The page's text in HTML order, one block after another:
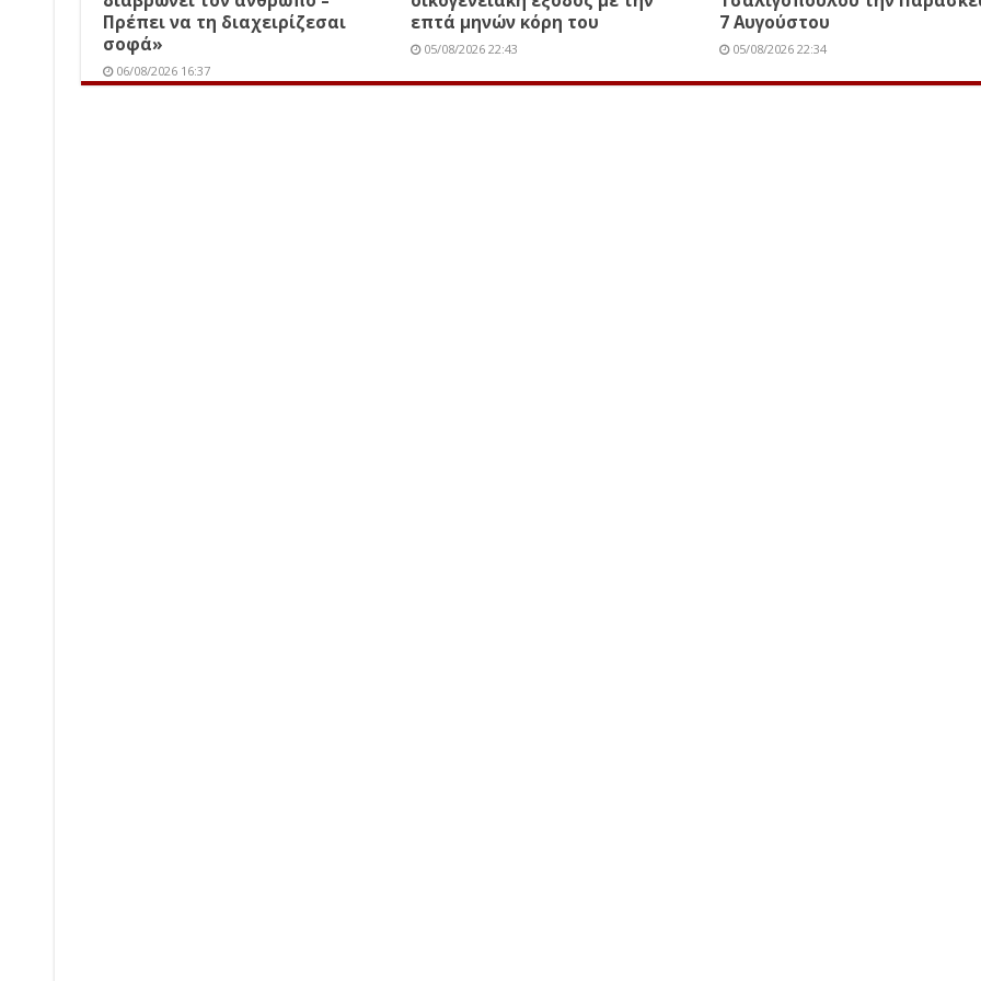
Πρέπει να τη διαχειρίζεσαι
σοφά»
06/08/2026 16:37
επτά μηνών κόρη του
05/08/2026 22:43
7 Αυγούστου
05/08/2026 22:34